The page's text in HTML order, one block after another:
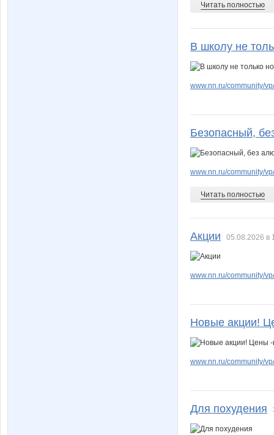
Читать полностью
В школу не
www.nn.ru/community/
Безопасный,
www.nn.ru/community/
Читать полностью
Акции 05.08.2026 в
www.nn.ru/community/
Новые акции!
www.nn.ru/community/
Для похудения